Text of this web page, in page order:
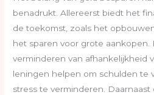
benadrukt. Allereerst biedt het
de toekomst, zoals het
het sparen voor grote aankopen.
verminderen van afhankelijkheid
leningen helpen om schulden te
stress te verminderen.